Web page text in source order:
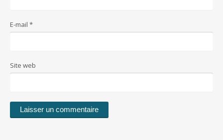
E-mail *
Site web